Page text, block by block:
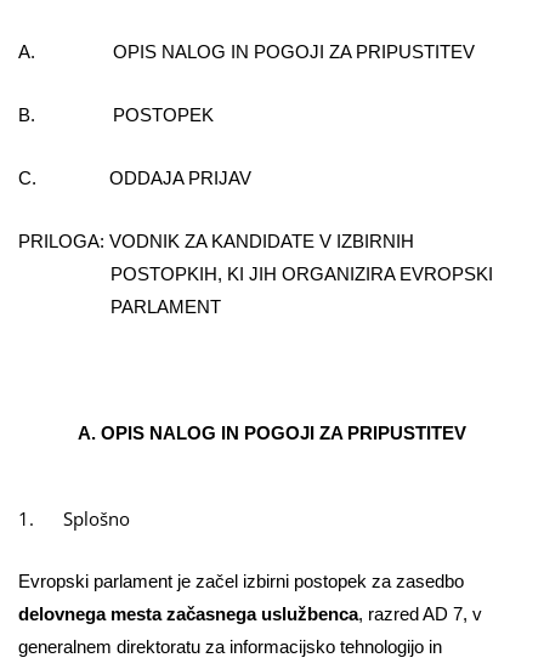
A. OPIS NALOG IN POGOJI ZA PRIPUSTITEV
B. POSTOPEK
C. ODDAJA PRIJAV
PRILOGA: VODNIK ZA KANDIDATE V IZBIRNIH
POSTOPKIH, KI JIH ORGANIZIRA EVROPSKI
PARLAMENT
A. OPIS NALOG IN POGOJI ZA PRIPUSTITEV
1. Splošno
Evropski parlament je začel izbirni postopek za zasedbo
delovnega mesta začasnega uslužbenca, razred AD 7, v
generalnem direktoratu za informacijsko tehnologijo in